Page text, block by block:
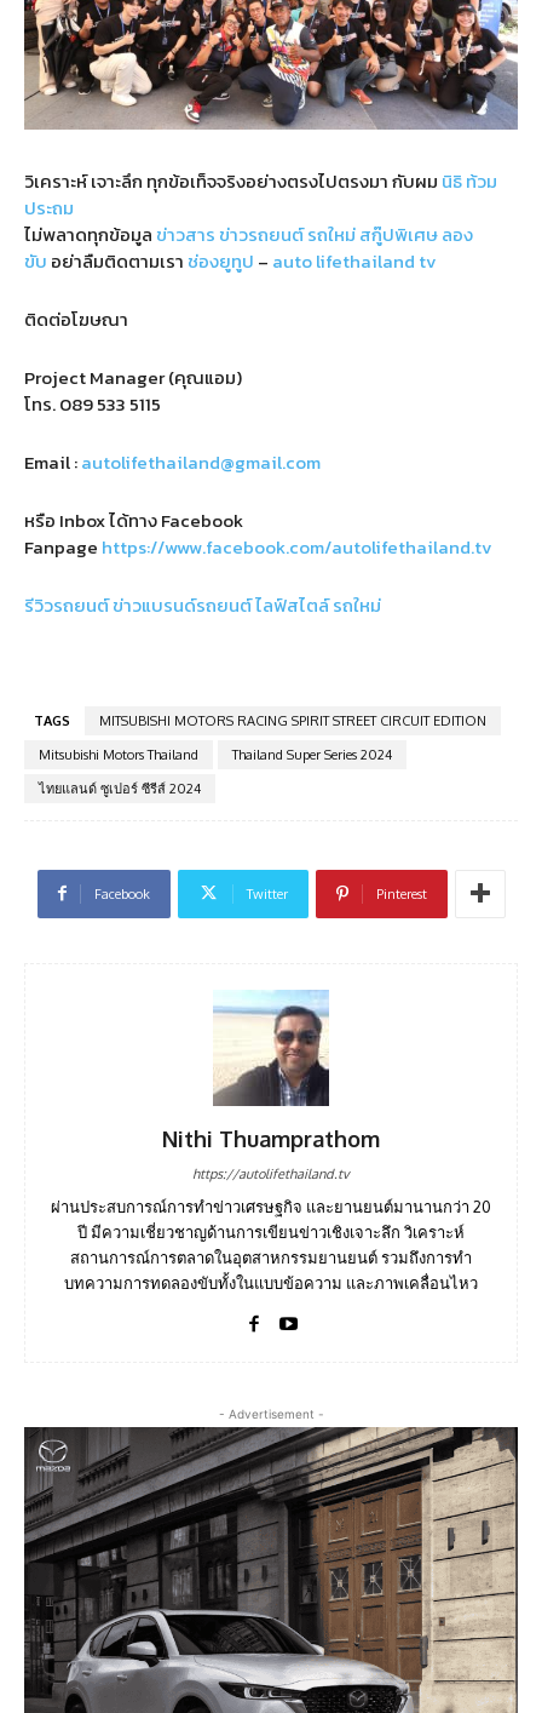
วิเคราะห์ เจาะลึก ทุกข้อเท็จจริงอย่างตรงไปตรงมา กับผม นิธิ ท้วม
ประถม
ไม่พลาดทุกข้อมูล ข่าวสาร ข่าวรถยนต์รถใหม่สกู๊ปพิเศษลอง
ขับ อย่าลืมติดตามเรา ช่องยูทูป – auto lifethailand tv
ติดต่อโฆษณา
Project Manager (คุณแอม)
โทร.089 533 5115
Email :autolifethailand@gmail.com
หรือ Inbox ได้ทาง Facebook
Fanpage https://www.facebook.com/autolifethailand.tv
รีวิวรถยนต์ข่าวแบรนด์รถยนต์ไลฟ์สไตล์รถใหม่
TAGS
MITSUBISHI MOTORS RACING SPIRIT STREET CIRCUIT EDITION
Mitsubishi Motors Thailand
Thailand Super Series 2024
ไทยแลนด์ ซูเปอร์ ซีรีส์ 2024
Facebook Twitter Pinterest
Nithi Thuamprathom
https://autolifethailand.tv
ผ่านประสบการณ์การทำข่าวเศรษฐกิจ และยานยนต์มานานกว่า 20
ปี มีความเชี่ยวชาญด้านการเขียนข่าวเชิงเจาะลึก วิเคราะห์
สถานการณ์การตลาดในอุตสาหกรรมยานยนต์ รวมถึงการทำ
บทความการทดลองขับทั้งในแบบข้อความ และภาพเคลื่อนไหว
- Advertisement -